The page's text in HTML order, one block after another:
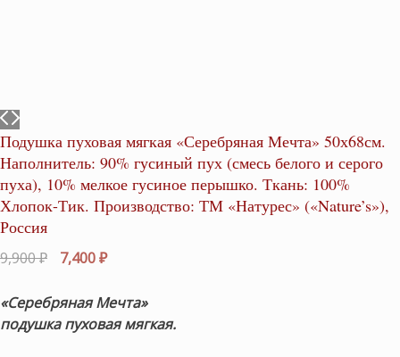
Подушка пуховая мягкая «Серебряная Мечта» 50х68см.
Наполнитель: 90% гусиный пух (смесь белого и серого
пуха), 10% мелкое гусиное перышко. Ткань: 100%
Хлопок-Тик. Производство: ТМ «Натурес» («Nature’s»),
Россия
9,900₽
Первоначальная
составляла
9,900 ₽.
7,400₽Текущая
7,400 ₽.
«Серебряная Мечта»
подушка пуховая мягкая.